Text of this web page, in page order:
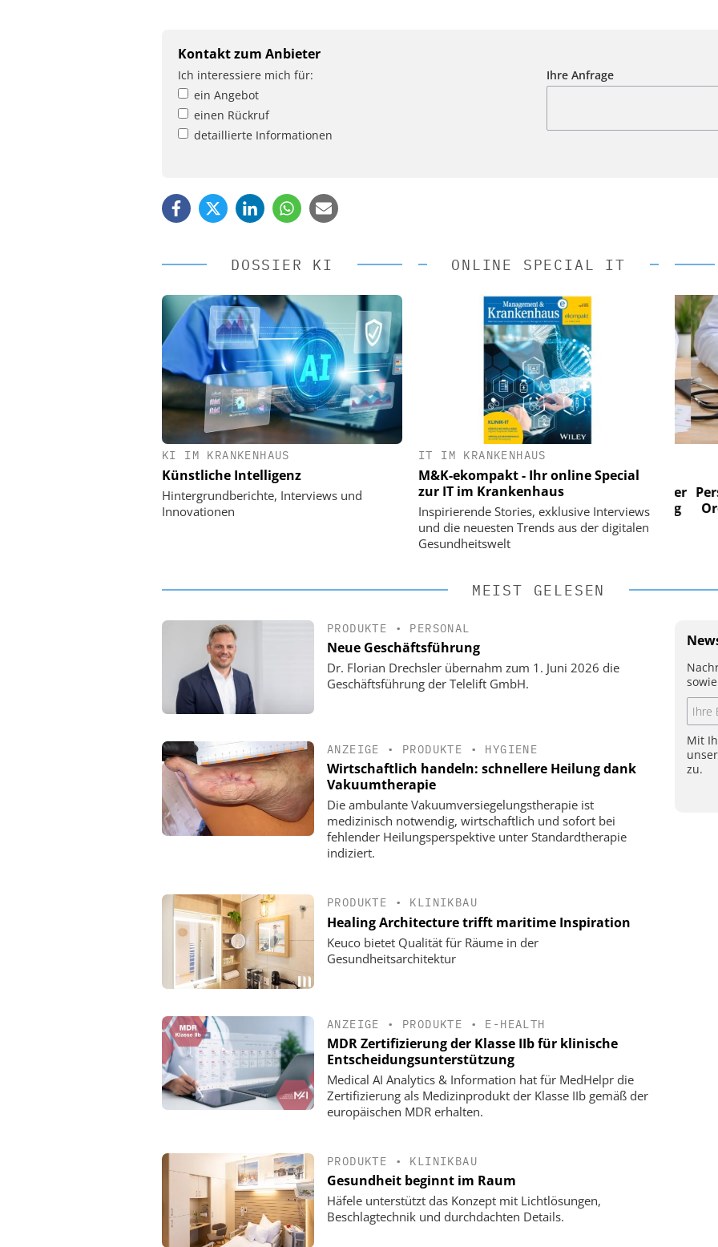
Kontakt zum Anbieter
Ich interessiere mich für:
ein Angebot
einen Rückruf
detaillierte Informationen
Ihre Anfrage
DOSSIER KI
KI IM KRANKENHAUS
Künstliche Intelligenz
Hintergrundberichte, Interviews und
Innovationen
ONLINE SPECIAL IT
IT IM KRANKENHAUS
M&K-ekompakt - Ihr online Special
zur IT im Krankenhaus
Inspirierende Stories, exklusive Interviews
und die neuesten Trends aus der digitalen
Gesundheitswelt
EASY SOFTWARE AG
Digitalisierung im
Personalmanagement: Von digitaler
Ordnung zur KI-fähigen Steuerung
EASY SOFTWARE AG
Digitalisierung im
Personalmanagement: Von digitaler
Ordnung zur KI-fähigen Steuerung
MEIST GELESEN
PRODUKTE • PERSONAL
Neue Geschäftsführung
Dr. Florian Drechsler übernahm zum 1. Juni 2026 die
Geschäftsführung der Telelift GmbH.
ANZEIGE • PRODUKTE • HYGIENE
Wirtschaftlich handeln: schnellere Heilung dank
Vakuumtherapie
Die ambulante Vakuumversiegelungstherapie ist
medizinisch notwendig, wirtschaftlich und sofort bei
fehlender Heilungsperspektive unter Standardtherapie
indiziert.
PRODUKTE • KLINIKBAU
Healing Architecture trifft maritime Inspiration
Keuco bietet Qualität für Räume in der
Gesundheitsarchitektur
ANZEIGE • PRODUKTE • E-HEALTH
MDR Zertifizierung der Klasse IIb für klinische
Entscheidungsunterstützung
Medical AI Analytics & Information hat für MedHelpr die
Zertifizierung als Medizinprodukt der Klasse IIb gemäß der
europäischen MDR erhalten.
PRODUKTE • KLINIKBAU
Gesundheit beginnt im Raum
Häfele unterstützt das Konzept mit Lichtlösungen,
Beschlagtechnik und durchdachten Details.
Mit
zu.